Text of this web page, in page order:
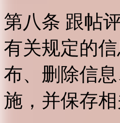
第八条 跟帖
有关规定的
布、删除信
施，并保存相